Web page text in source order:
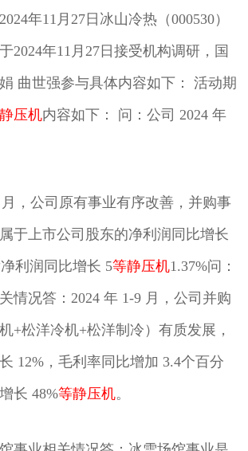
年11月27日冰山冷热（000530）
2024年11月27日接受机构调研，国
曲世强参与具体内容如下： 活动期
压机内容如下： 问：公司 2024 年
，公司原有事业有序改善，并购事
于上市公司股东的净利润同比增长
利润同比增长 5等静压机1.37%问：
情况答：2024 年 1-9 月，公司并购
+松洋冷机+松洋制冷）有质发展，
12%，毛利率同比增加 3.4个百分
长 48%等静压机。